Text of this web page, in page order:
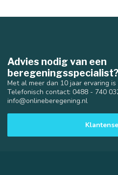
Advies nodig van een
beregeningsspecialist?
Met al meer dan 10 jaar ervaring
Telefonisch contact: 0488 - 740
info@onlineberegening.nl